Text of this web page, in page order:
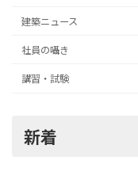
建築ニュース
社員の囁き
講習・試験
新着